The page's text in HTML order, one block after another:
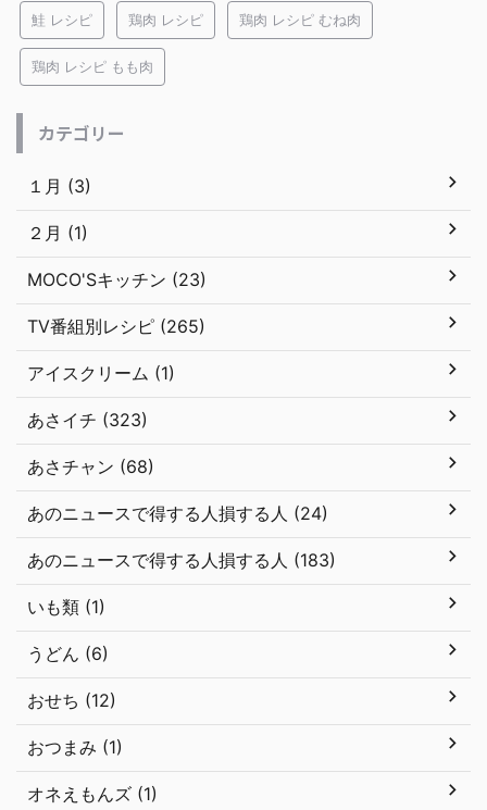
鮭 レシピ 鶏肉 レシピ 鶏肉 レシピ むね肉
鶏肉 レシピ もも肉
カテゴリー
１月 (3)
２月 (1)
MOCO'Sキッチン (23)
TV番組別レシピ (265)
アイスクリーム (1)
あさイチ (323)
あさチャン (68)
あのニュースで得する人損する人 (24)
あのニュースで得する人損する人 (183)
いも類 (1)
うどん (6)
おせち (12)
おつまみ (1)
オネえもんズ (1)